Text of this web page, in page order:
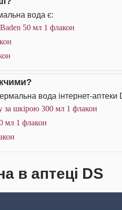
вода є:
50 мл 1 флакон
вода інтернет-аптеки
за шкірою 300 мл 1 флакон
мл 1 флакон
в аптеці DS